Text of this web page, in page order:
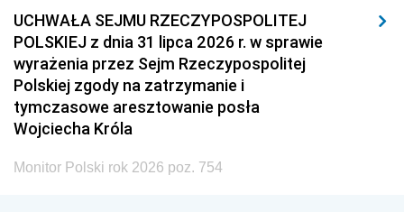
UCHWAŁA SEJMU RZECZYPOSPOLITEJ
POLSKIEJ z dnia 31 lipca 2026 r. w sprawie
wyrażenia przez Sejm Rzeczypospolitej
Polskiej zgody na zatrzymanie i
tymczasowe aresztowanie posła
Wojciecha Króla
Monitor Polski rok 2026 poz. 754